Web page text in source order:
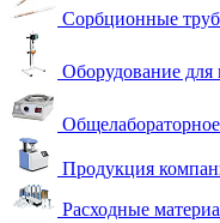
Нагревательные
Колбонагреватели
Нагревательные плиты
Песчаные бани
Оборудование для
ветеринарии
Оборудование для
Аналитичесике фильтры
Аспираторы